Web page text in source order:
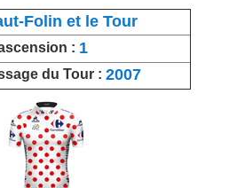
Folin et le Tour
: 1
du Tour : 2007